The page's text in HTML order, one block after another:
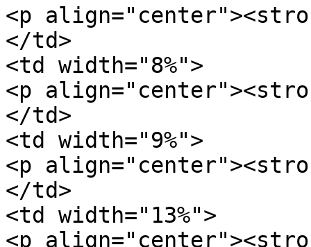
<p
</td>
<td width="8%">
<p
</td>
<td width="9%">
<p
</td>
<td width="13%">
<p